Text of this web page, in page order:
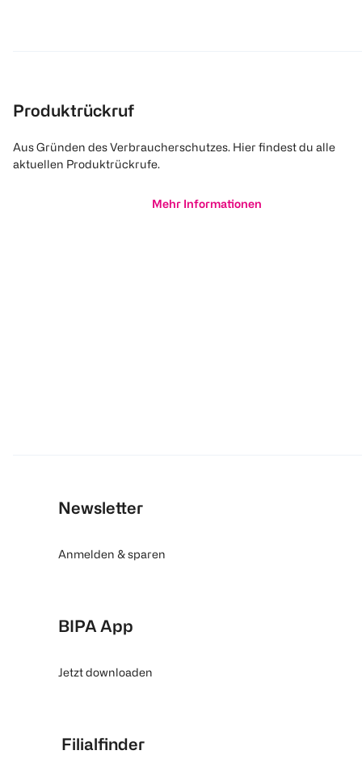
Produktrückruf
Aus Gründen des Verbraucherschutzes. Hier findest du alle
aktuellen Produktrückrufe.
Mehr Informationen
Newsletter
Anmelden & sparen
BIPA App
Jetzt downloaden
Filialfinder